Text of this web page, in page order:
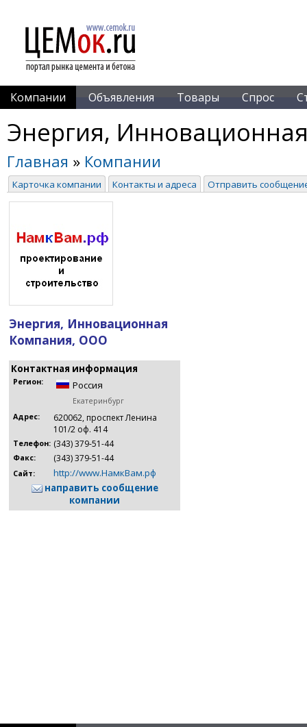
Компании Объявления Товары Спрос
Энергия,
Главная » Компании
Карточка компании Контакты и адреса Отправить
Энергия, Инновационная
Компания, ООО
Контактная информация
Регион: Россия
Екатеринбург
Адрес:
620062, проспект Ленина
101/2 оф. 414
Телефон: (343) 379-51-44
Факс: (343) 379-51-44
Сайт:
http://www.НамкВам.рф
направить сообщение
компании